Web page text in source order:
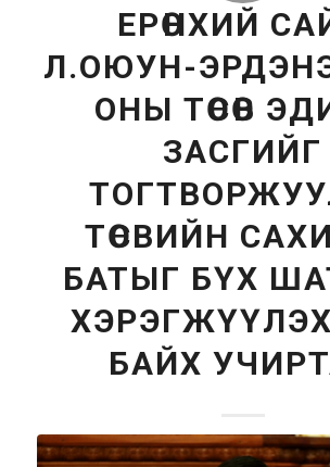
ЕРӨНХИЙ
Л.ОЮУН-
ОНЫ ТӨСӨВ
ЗАСГИЙГ
ТӨСВИЙН
БАТЫГ БҮХ
ХЭРЭГЖҮҮЛЭХ
БАЙХ